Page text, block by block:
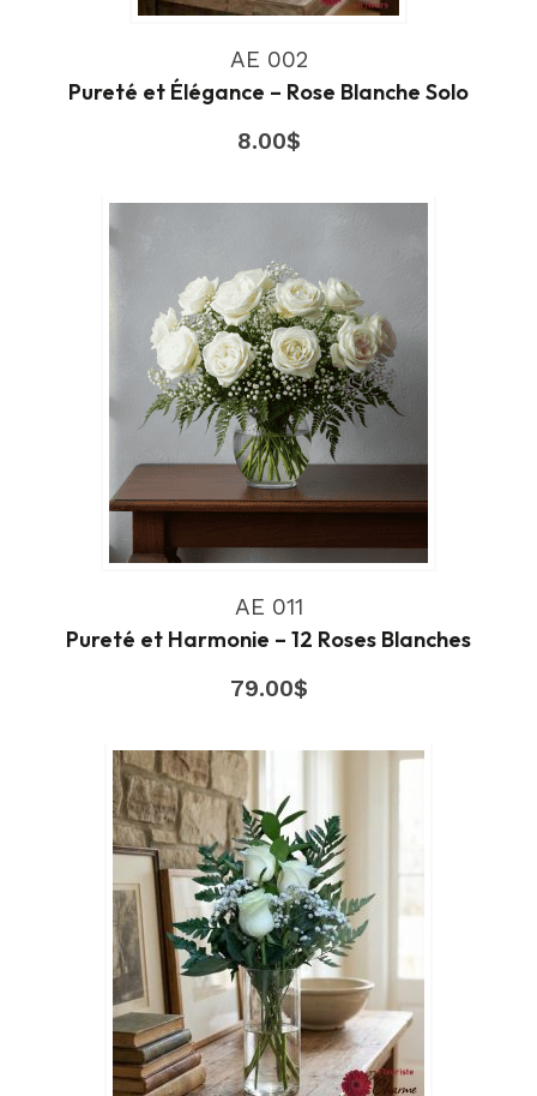
AE 002
Pureté et Élégance – Rose Blanche Solo
8.00$
AE 011
Pureté et Harmonie – 12 Roses Blanches
79.00$